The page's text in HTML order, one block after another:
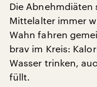
Die Abnehmdiäten
Mittelalter immer
Wahn fahren
brav im Kreis:
Wasser trinken,
füllt.